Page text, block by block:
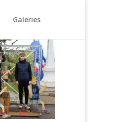
Galeries